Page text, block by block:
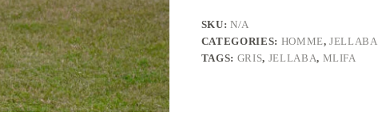
SKU:N/A
CATEGORIES: HOMME,JELLABA
TAGS: GRIS, JELLABA, MLIFA